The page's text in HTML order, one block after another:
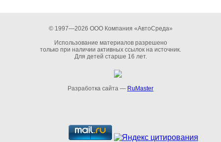
© 1997—2026 ООО Компания «АвтоСреда»
Использование материалов разрешено
только при наличии активных ссылок на источник.
Для детей старше 16 лет.
Разработка сайта — RuMaster